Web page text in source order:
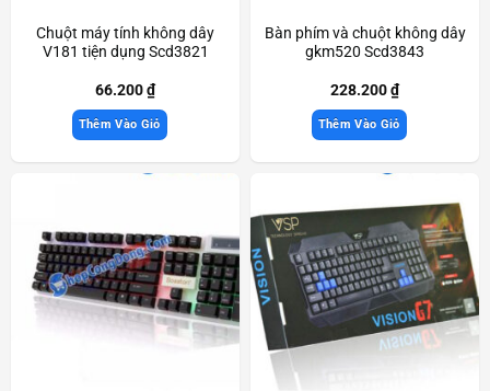
Chuột máy tính không dây
V181 tiện dụng Scd3821
66.200₫
Thêm Vào Giỏ
Bàn phím và chuột không dây
gkm520 Scd3843
228.200₫
Thêm Vào Giỏ